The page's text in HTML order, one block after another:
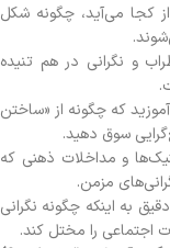
کجا می‌آید، چگونه شکل
و نگرانی در هم تنیده
که چگونه از «ساختن
سوق دهید.
و مداخلات ذهنی که
مزمن.
به اینکه چگونه نگرانی
اجتماعی را مختل کند.